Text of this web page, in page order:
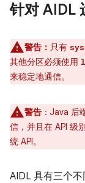
针对 AIDL
警告： 只有
其他分区必须使用
来稳定地通信。
警告 ： Java 后
信，并且在 API 级
统 API。
AIDL 具有三个